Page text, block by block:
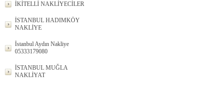
İKİTELLİ NAKLİYECİLER
İSTANBUL HADIMKÖY
NAKLİYE
İstanbul Aydın Nakliye
05333179080
İSTANBUL MUĞLA
NAKLİYAT